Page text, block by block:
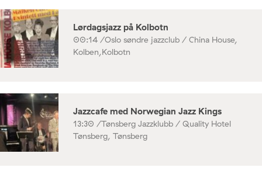
Lørdagsjazz på Kolbotn
00:14 /Oslo søndre jazzclub / China House,
Kolben,Kolbotn
Jazzcafe med Norwegian Jazz Kings
13:30 /Tønsberg Jazzklubb / Quality Hotel
Tønsberg, Tønsberg